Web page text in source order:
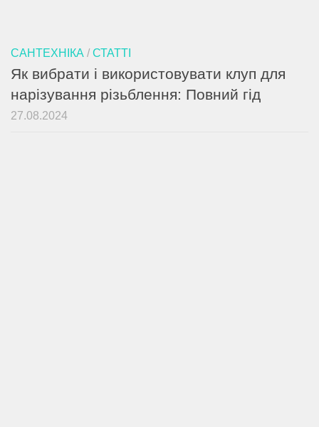
САНТЕХНІКА / СТАТТІ
Як вибрати і використовувати клуп для
нарізування різьблення: Повний гід
27.08.2024